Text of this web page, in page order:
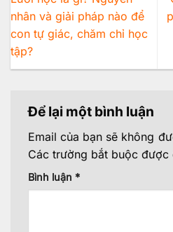
nhân và giải pháp nào để
con tự giác, chăm chỉ học
tập?
Để lại một bình luận
Email của bạn sẽ không
Các trường bắt buộc được
Bình luận *